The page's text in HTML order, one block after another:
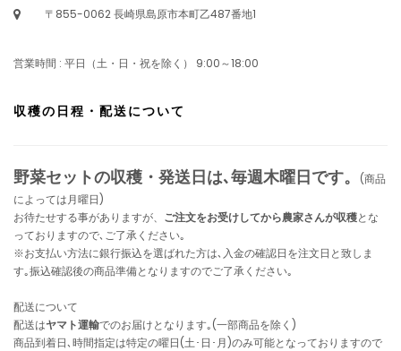
〒855-0062 長崎県島原市本町乙487番地1
営業時間 : 平日（土・日・祝を除く） 9:00～18:00
収穫の日程・配送について
野菜セットの収穫・発送日は､毎週木曜日です。
(商品
によっては月曜日)
お待たせする事がありますが、 ご注文をお受けしてから農家さんが収穫とな
っておりますので､ご了承ください｡
※お支払い方法に銀行振込を選ばれた方は､入金の確認日を注文日と致しま
す｡振込確認後の商品準備となりますのでご了承ください｡
配送について
配送はヤマト運輸でのお届けとなります｡(一部商品を除く)
商品到着日､時間指定は特定の曜日(土･日･月)のみ可能となっておりますので